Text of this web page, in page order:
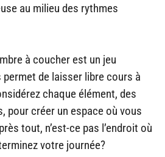
au milieu des rythmes
à coucher est un jeu
de laisser libre cours à
chaque élément, des
pour créer un espace où vous
tout, n’est-ce pas l’endroit où
votre journée?